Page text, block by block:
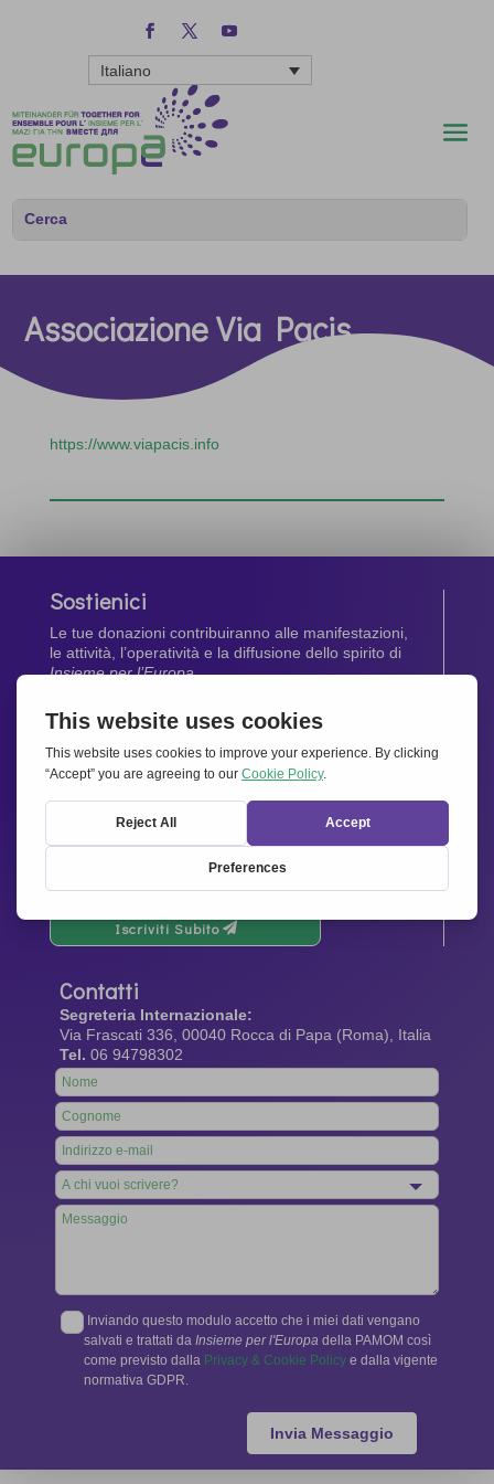
Italiano
Associazione Via Pacis
https://www.viapacis.info
Sostienici
Le tue donazioni contribuiranno alle manifestazioni,
le attività, l’operatività e la diffusione dello spirito di
Insieme per l’Europa.
Dona Ora
Newsletter
Rimani aggiornato di tutte le ultime notizie dalla
Iscriviti Subito
Contatti
Segreteria Internazionale:
Via Frascati 336, 00040 Rocca di Papa (Roma), Italia
Tel. 06 94798302
Leave
this
field
blank
Inviando questo modulo accetto che i miei dati vengano
salvati e trattati da Insieme per l'Europa della PAMOM così
come previsto dalla Privacy & Cookie Policy e dalla vigente
normativa GDPR.
Invia Messaggio